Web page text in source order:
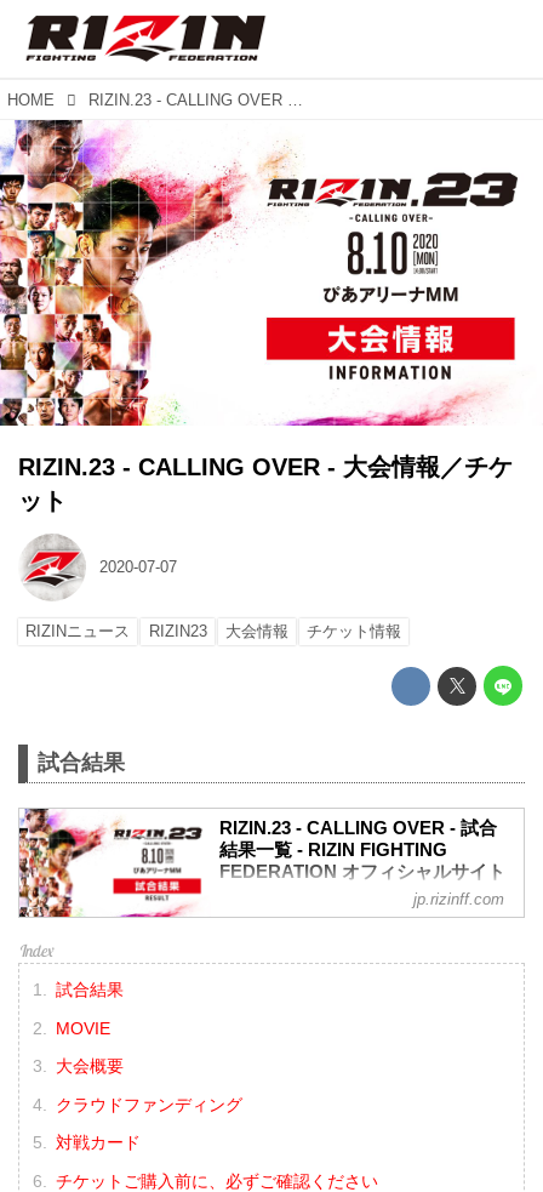
HOME RIZIN.23 - CALLING OVER - 大会情報／チケット
RIZIN.23 - CALLING OVER - 大会情報／チケ
ット
2020-07-07
RIZINニュース RIZIN23 大会情報 チケット情報
試合結果
RIZIN.23 - CALLING OVER - 試合
結果一覧 - RIZIN FIGHTING
FEDERATION オフィシャルサイト
第9試合／バンタム級タイトルマッチ 朝
貴 vs. 魚井フルスイング
（WIN）元谷友貴 vs. 魚井フルスイング
jp.rizinff.com
試合結果
MOVIE
大会概要
クラウドファンディング
対戦カード
チケットご購入前に、必ずご確認ください